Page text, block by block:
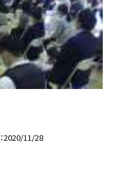
2020/11/28